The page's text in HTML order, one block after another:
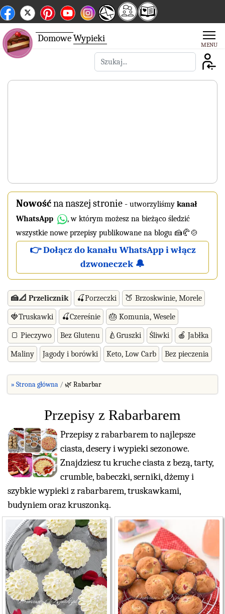
DomoweWypieki
Szukaj
Nowośćna naszej stronie - utworzyliśmy kanał
WhatsApp
, w którym możesz na bieżąco śledzić
wszystkie nowe przepisy publikowane na blogu 🍰🥐🍲
👉 Dołącz do kanału WhatsApp i włącz
dzwoneczek 🔔
🍰📐 Przelicznik 🍒Porzeczki 🍑 Brzoskwinie, Morele
🍓Truskawki 🍒Czereśnie 🎂 Komunia, Wesele
🍞 Pieczywo Bez Glutenu 🍐Gruszki Śliwki 🍎 Jabłka
Maliny Jagody i borówki Keto, Low Carb Bez pieczenia
» Strona główna 🌿 Rabarbar
Przepisy z Rabarbarem
Przepisy z rabarbarem to najlepsze
ciasta, desery i wypieki sezonowe.
Znajdziesz tu kruche ciasta z bezą, tarty,
crumble, babeczki, serniki, dżemy i
szybkie wypieki z rabarbarem, truskawkami,
budyniem oraz kruszonką.